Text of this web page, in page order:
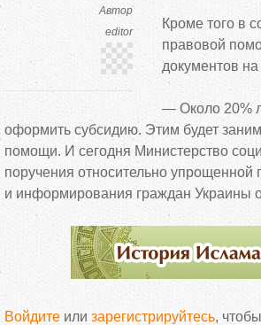
Автор
editor
Кроме того в
правовой
документов на
— Около 20%
оформить субсидию. Этим будет
помощи. И сегодня Министерство
поручения относительно
и информирования граждан Украины
Войдите или зарегистрируйтесь,